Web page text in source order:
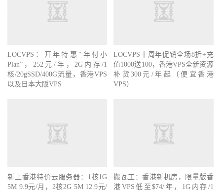
LOCVPS：开年特惠“年付小
Plan”，252元/年，2G内存/1
核/20gSSD/400G流量，香港VPS
以及日本大阪VPS
LOCVPS十周年促销全场8折+充
值1000送100，香港VPS全新资源
补货300元/年起（便宜香港
VPS）
新上香港特价云服务器：1核1G
5M 9.9元/月，2核2G 5M 12.9元/
搬瓦工：香港新机房，限量版香
港VPS低至$74/年，1G内存/1